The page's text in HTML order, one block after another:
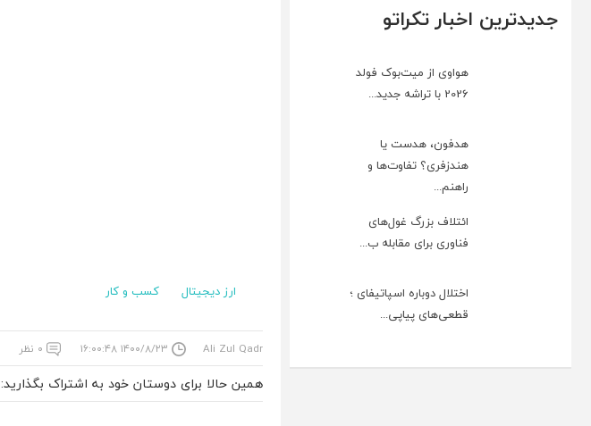
جدیدترین اخبار تکراتو
هواوی از میت‌بوک فولد
2026 با تراشه جدید...
هدفون، هدست یا
هندزفری؟ تفاوت‌ها و
راهنم...
ائتلاف بزرگ غول‌های
فناوری برای مقابله ب...
اختلال دوباره اسپاتیفای ؛
قطعی‌های پیاپی...
ارز دیجیتال کسب و کار
Ali Zul Qadr ۱۴۰۰/۸/۲۳ ۱۶:۰۰:۴۸ ۰ نظر
همین حالا برای دوستان خود به اشتراک بگذارید: